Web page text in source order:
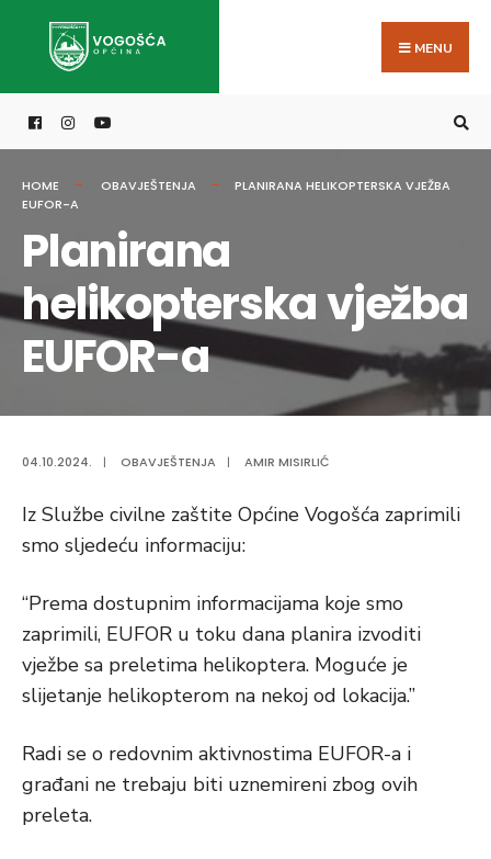
MENU
HOME OBAVJEŠTENJA
PLANIRANA HELIKOPTERSKA VJEŽBA
EUFOR-A
Planirana
helikopterska vježba
EUFOR-a
04.10.2024. | OBAVJEŠTENJA | AMIR MISIRLIĆ
Iz Službe civilne zaštite Općine Vogošća zaprimili
smo sljedeću informaciju:
“Prema dostupnim informacijama koje smo
zaprimili, EUFOR u toku dana planira izvoditi
vježbe sa preletima helikoptera. Moguće je
slijetanje helikopterom na nekoj od lokacija.”
Radi se o redovnim aktivnostima EUFOR-a i
građani ne trebaju biti uznemireni zbog ovih
preleta.
for: